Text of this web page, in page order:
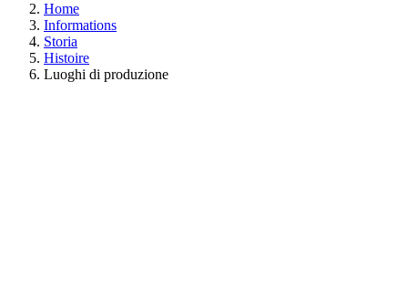
Home
Informations
Storia
Histoire
Luoghi di produzione